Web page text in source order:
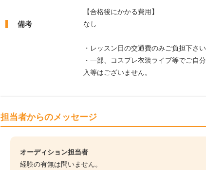
備考
【合格後にかかる費用】
なし
・レッスン日の交通費のみご負担下さい
・一部、コスプレ衣装ライブ等でご自
入等はございません。
担当者からのメッセージ
オーディション担当者
経験の有無は問いません。